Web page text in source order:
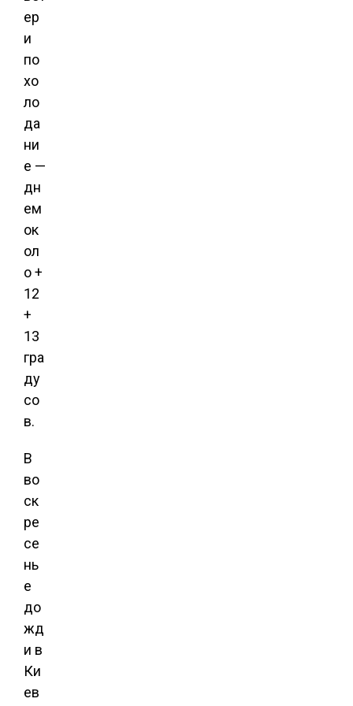
ер
и
по
хо
ло
да
ни
е —
дн
ем
ок
ол
о +
12
+
13
гра
ду
со
в.
В
во
ск
ре
се
нь
е
до
жд
и в
Ки
ев